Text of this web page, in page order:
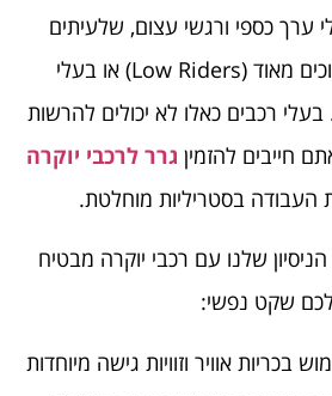
ערך כספי ורגשי עצום, שלעיתים
קרובות הם גם נמוכים מאוד (Low Riders) או בעלי
רכבים כאלו לא יכולים להרשות
חייבים להזמין גרר לרכבי יוקרה
העבודה בסטריליות מוחלטת.
שלנו עם רכבי יוקרה מבטיח
לכם שקט נפשי:
בכריות אוויר וזוויות גישה מיוחדות